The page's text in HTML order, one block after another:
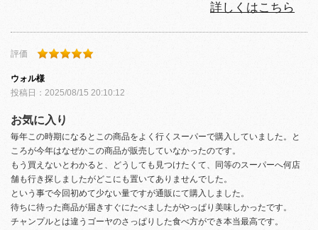
詳しくはこちら
評価
ウォル様
投稿日： 2025/08/15 20:10:12
お気に入り
毎年この時期になるとこの商品をよく行くスーパーで購入していました。と
ころが今年はなぜかこの商品が販売していなかったのです。
もう買えないとわかると、どうしても見つけたくて、同等のスーパーへ何店
舗も行き探しましたがどこにも置いてありませんでした。
という事で今回初めて少ない量ですが通販にて購入しました。
待ちに待った商品が届きすぐにたべましたがやっぱり美味しかったです。
チャンプルとは違うゴーヤのさっぱりした食べ方ができ本当最高です。